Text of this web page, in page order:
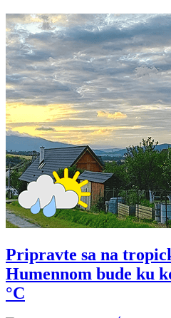
Pripravte sa na
Humennom bude ku
°C